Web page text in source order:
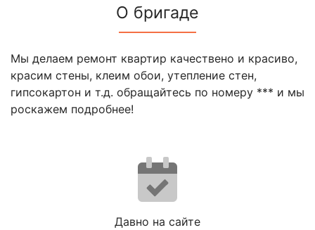
О бригаде
Мы делаем ремонт квартир качествено и красиво,
красим стены, клеим обои, утепление стен,
гипсокартон и т.д. обращайтесь по номеру *** и мы
роскажем подробнее!
Давно на сайте